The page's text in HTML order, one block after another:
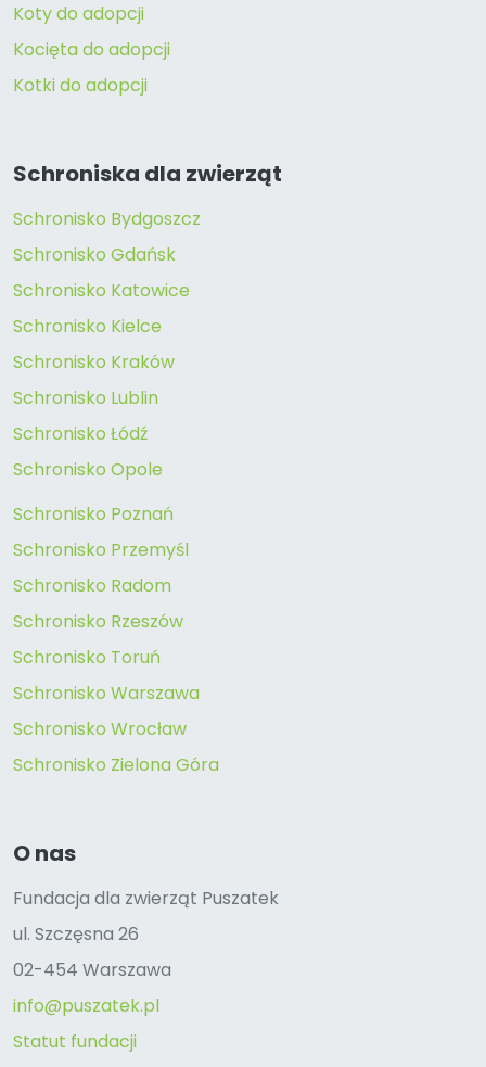
Koty do adopcji
Kocięta do adopcji
Kotki do adopcji
Schroniska dla zwierząt
Schronisko Bydgoszcz
Schronisko Gdańsk
Schronisko Katowice
Schronisko Kielce
Schronisko Kraków
Schronisko Lublin
Schronisko Łódź
Schronisko Opole
Schronisko Poznań
Schronisko Przemyśl
Schronisko Radom
Schronisko Rzeszów
Schronisko Toruń
Schronisko Warszawa
Schronisko Wrocław
Schronisko Zielona Góra
O nas
Fundacja dla zwierząt Puszatek
ul. Szczęsna 26
02-454 Warszawa
info@puszatek.pl
Statut fundacji